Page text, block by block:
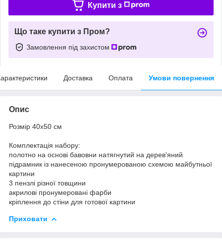
Купити з
Що таке купити з Пром?
Замовлення під захистом
Доставка Оплата Умови повернення
Опис
Розмір 40x50 см
Комплектація набору:
полотно на основі бавовни натягнутий на дерев'яний
підрамник із нанесеною пронумерованою схемою майбутньої
картини
3 пензлі різної товщини
акрилові пронумеровані фарби
кріплення до стіни для готової картини
Приховати